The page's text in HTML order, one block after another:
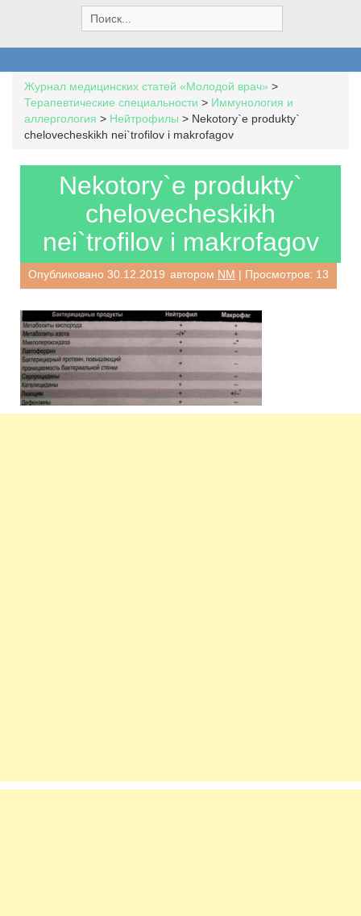
e
a
h
f
o
r
Журнал медицинских статей «Молодой врач» >
Терапевтические специальности > Иммунология и
аллергология > Нейтрофилы > Nekotory`e produkty`
chelovecheskikh nei`trofilov i makrofagov
Nekotory`e produkty`
chelovecheskikh
nei`trofilov i makrofagov
Опубликовано 30.12.2019 автором NM | Просмотров: 13